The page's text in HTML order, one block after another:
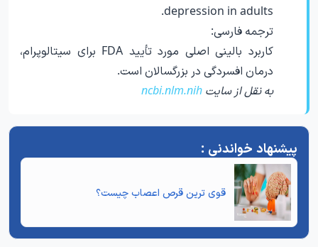
depression in adults.
ترجمه فارسی:
کاربرد بالینی اصلی مورد تأیید FDA برای سیتالوپرام،
درمان افسردگی در بزرگسالان است.
به نقل از سایت ncbi.nlm.nih
قوی ترین قرص اعصاب چیست؟